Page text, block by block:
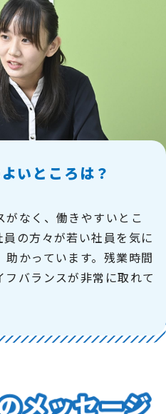
いところは？
なく、働きやすいとこ
の方々が若い社員を気に
かっています。残業時間
バランスが非常に取れて